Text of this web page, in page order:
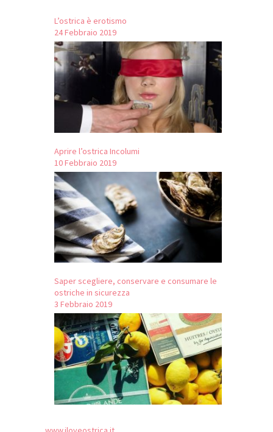
L’ostrica è erotismo
24 Febbraio 2019
Aprire l’ostrica Incolumi
10 Febbraio 2019
Saper scegliere, conservare e consumare le
ostriche in sicurezza
3 Febbraio 2019